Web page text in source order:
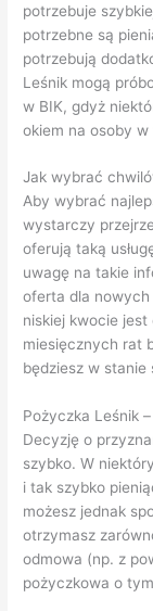
potrzebuje
potrzebne są
potrzebują
Leśnik mogą
w BIK, gdyż
okiem na osoby
Jak wybrać
Aby wybrać
wystarczy
oferują taką
uwagę na takie
oferta dla
niskiej kwocie
miesięcznych rat
będziesz w stanie
Pożyczka Leśnik
Decyzję o
szybko. W
i tak szybko
możesz jednak
otrzymasz
odmowa (np. z
pożyczkowa o